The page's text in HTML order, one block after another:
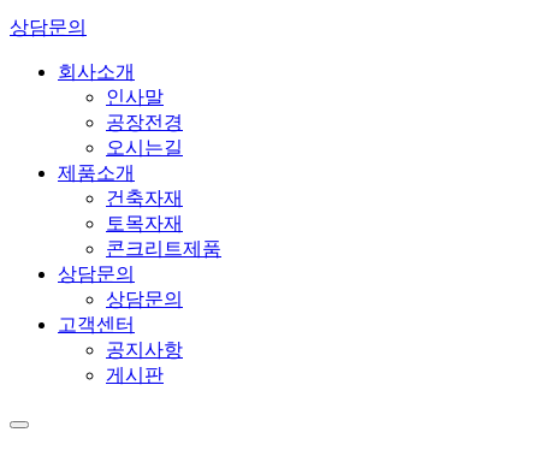
상담문의
회사소개
인사말
공장전경
오시는길
제품소개
건축자재
토목자재
콘크리트제품
상담문의
상담문의
고객센터
공지사항
게시판